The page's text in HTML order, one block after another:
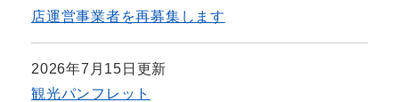
店運営事業者を再募集します
2026年7月15日更新
観光パンフレット